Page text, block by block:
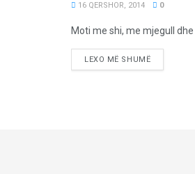
16 QERSHOR, 2014 0
Moti me shi, me mjegull
LEXO MË SHUMË